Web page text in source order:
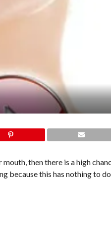
then there is a high
because this has nothing to